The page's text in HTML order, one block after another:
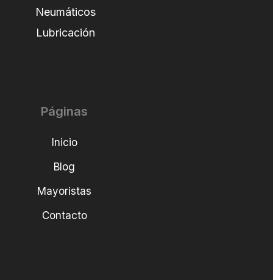
Neumáticos
Lubricación
Páginas
Inicio
Blog
Mayoristas
Contacto